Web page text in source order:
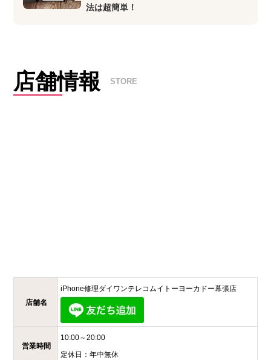
法は超簡単！
店舗情報 STORE
店舗名
iPhone修理ダイワンテレコムイトーヨーカドー幕張店
営業時間
10:00～20:00
定休日： 年中無休